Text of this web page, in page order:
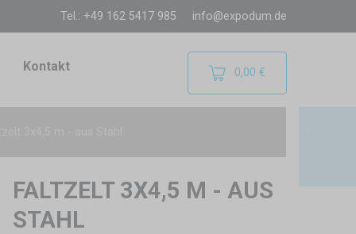
Tel.: +49 162 5417 985 info@expodum.de
Kontakt 0,00 €
FALTZELT 3X4,5 M - AUS
STAHL